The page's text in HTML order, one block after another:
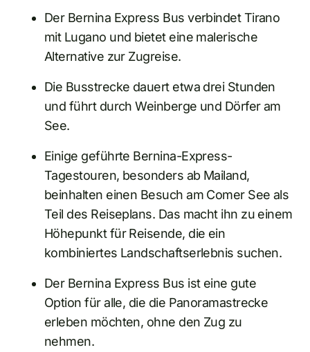
Der Bernina Express Bus verbindet Tirano
mit Lugano und bietet eine malerische
Alternative zur Zugreise.
Die Busstrecke dauert etwa drei Stunden
und führt durch Weinberge und Dörfer am
See.
Einige geführte Bernina-Express-
Tagestouren, besonders ab Mailand,
beinhalten einen Besuch am Comer See als
Teil des Reiseplans. Das macht ihn zu einem
Höhepunkt für Reisende, die ein
kombiniertes Landschaftserlebnis suchen.
Der Bernina Express Bus ist eine gute
Option für alle, die die Panoramastrecke
erleben möchten, ohne den Zug zu
nehmen.